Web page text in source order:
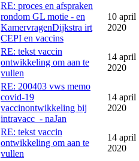
RE: proces en afspraken
rondom GL motie - en
KamervragenDijkstra irt
CEPI en vaccins
10 april
2020
RE: tekst vaccin
ontwikkeling om aan te
vullen
14 april
2020
RE: 200403 vws memo
covid-19
vaccinontwikkeling bij
intravacc_- naJan
14 april
2020
RE: tekst vaccin
ontwikkeling om aan te
vullen
14 april
2020